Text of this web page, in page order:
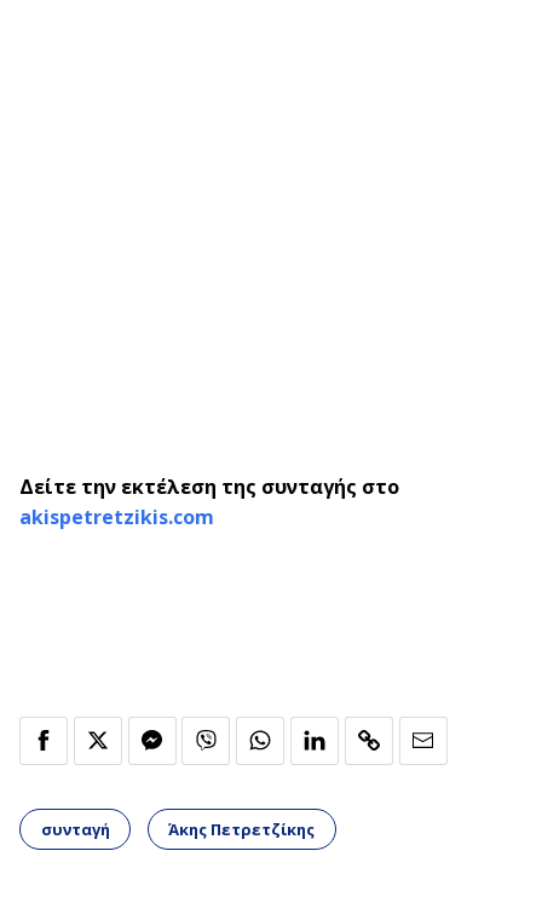
Δείτε την εκτέλεση της συνταγής στο
akispetretzikis.com
συνταγή Άκης Πετρετζίκης